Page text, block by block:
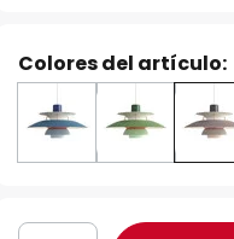
Colores del artículo: